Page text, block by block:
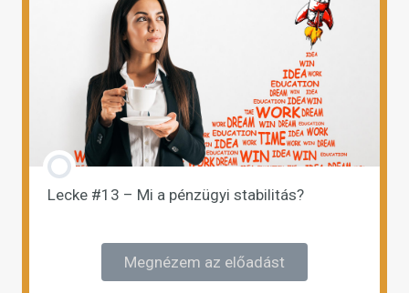
Lecke #13 – Mi a pénzügyi stabilitás?
Megnézem az előadást